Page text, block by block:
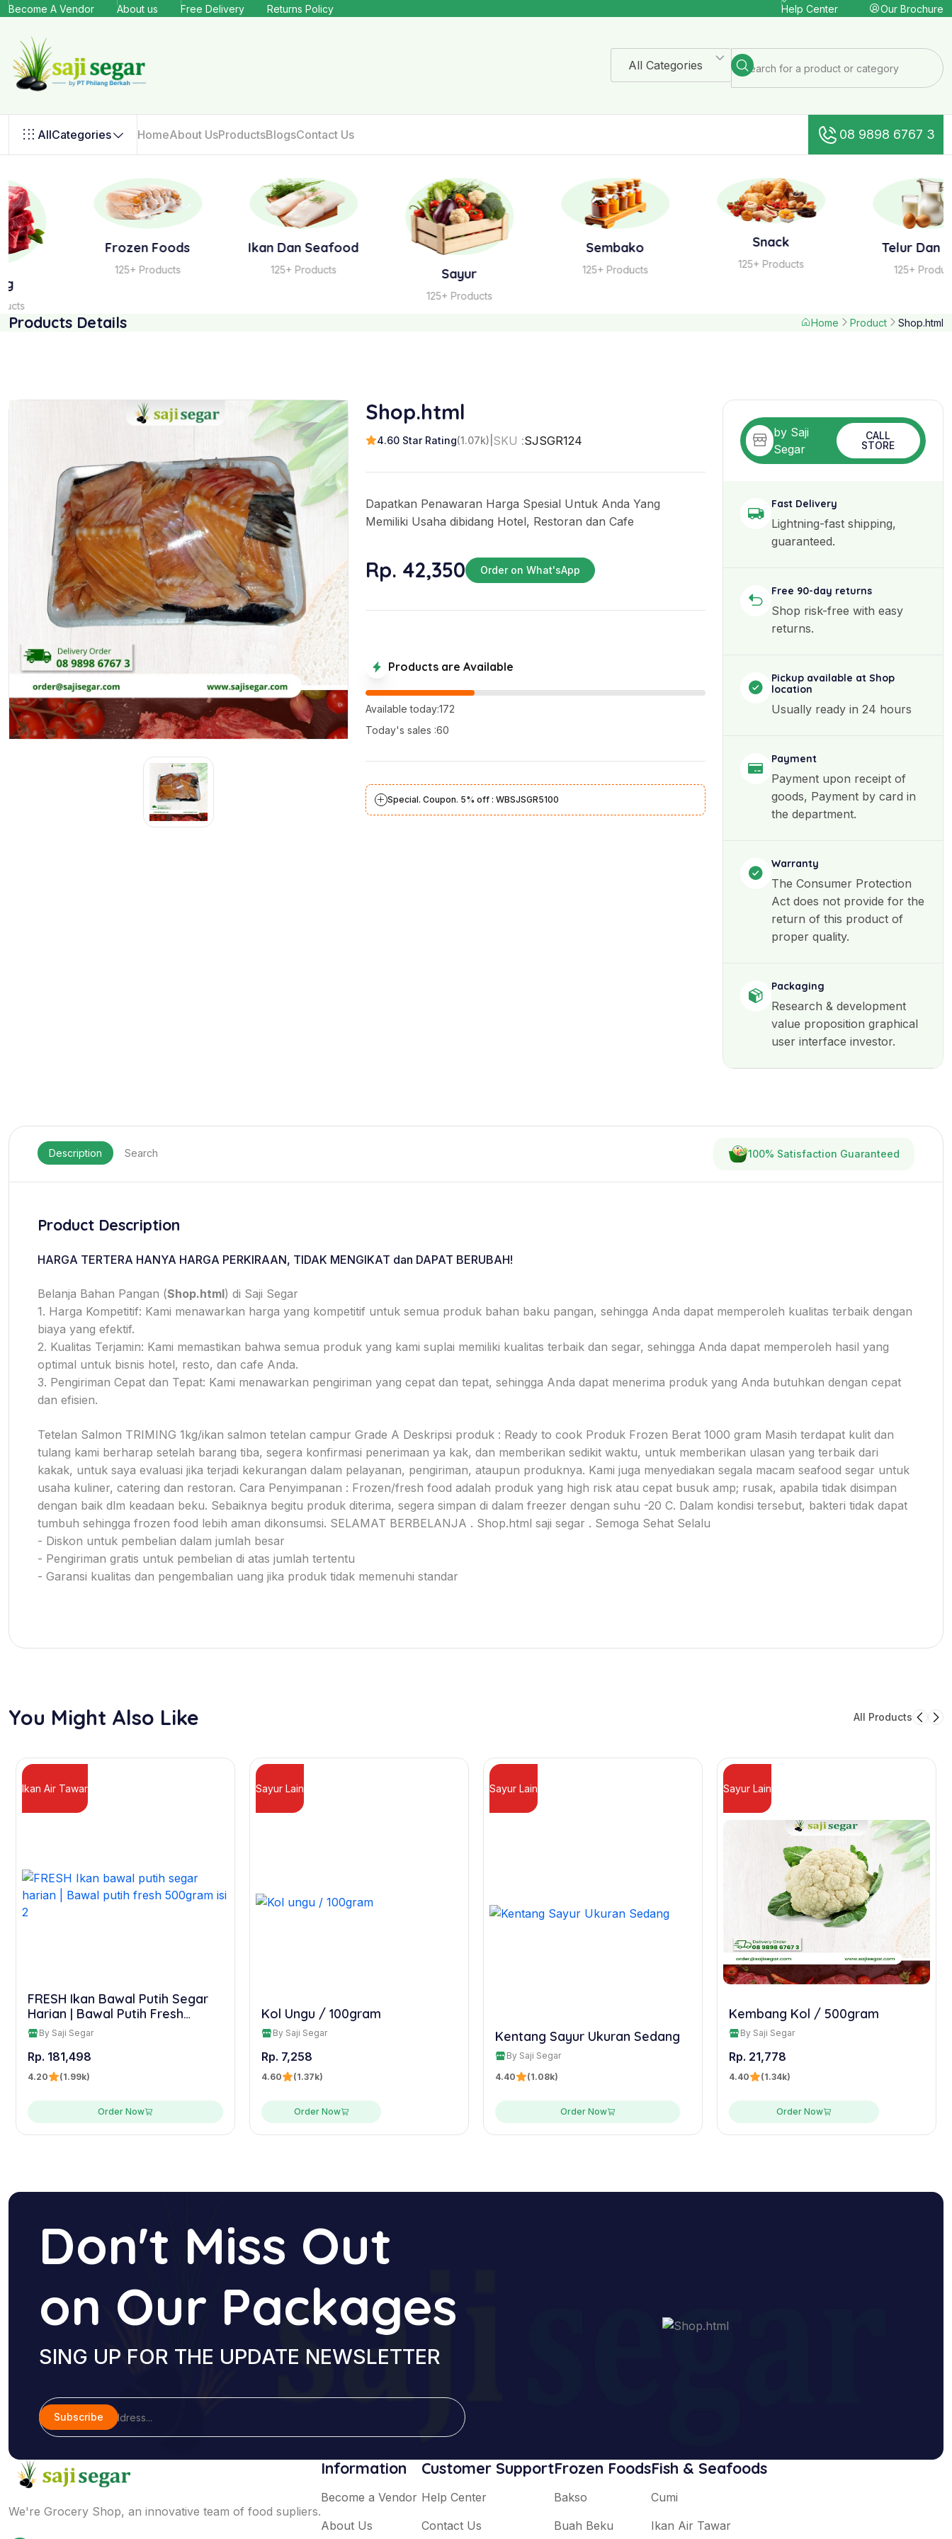
Become A Vendor About us Free Delivery Returns Policy Help Center Our Brochure
All Categories
AllCategories HomeAbout UsProductsBlogsContact Us 08 9898 6767 3
Frozen Foods
125+ Products
Ikan Dan Seafood
125+ Products
125+ Products
125+ Products 125+ Products
Telur Dan Susu
125+ Products
Products Details Home Product Shop.html
Shop.html
4.60 Star Rating(1.07k) SKU :SJSGR124
Dapatkan Penawaran Harga Spesial Untuk Anda Yang
Memiliki Usaha dibidang Hotel, Restoran dan Cafe
Rp. 42,350 Order on What'sApp
Products are Available
Available today:172
Today's sales :60
Special. Coupon. 5% off : WBSJSGR5100
by Saji
Segar
CALL
STORE
Fast Delivery
Lightning-fast shipping,
guaranteed.
Free 90-day returns
Shop risk-free with easy
returns.
Pickup available at Shop
location
Usually ready in 24 hours
Payment
Payment upon receipt of
goods, Payment by card in
the department.
Warranty
The Consumer Protection
Act does not provide for the
return of this product of
proper quality.
Packaging
Research & development
value proposition graphical
user interface investor.
Description Search 100% Satisfaction Guaranteed
Product Description
HARGA TERTERA HANYA HARGA PERKIRAAN, TIDAK MENGIKAT dan DAPAT BERUBAH!
Belanja Bahan Pangan (Shop.html) di Saji Segar
1. Harga Kompetitif: Kami menawarkan harga yang kompetitif untuk semua produk bahan baku pangan, sehingga Anda dapat memperoleh kualitas terbaik dengan
biaya yang efektif.
2. Kualitas Terjamin: Kami memastikan bahwa semua produk yang kami suplai memiliki kualitas terbaik dan segar, sehingga Anda dapat memperoleh hasil yang
optimal untuk bisnis hotel, resto, dan cafe Anda.
3. Pengiriman Cepat dan Tepat: Kami menawarkan pengiriman yang cepat dan tepat, sehingga Anda dapat menerima produk yang Anda butuhkan dengan cepat
dan efisien.
Tetelan Salmon TRIMING 1kg/ikan salmon tetelan campur Grade A Deskripsi produk : Ready to cook Produk Frozen Berat 1000 gram Masih terdapat kulit dan
tulang kami berharap setelah barang tiba, segera konfirmasi penerimaan ya kak, dan memberikan sedikit waktu, untuk memberikan ulasan yang terbaik dari
kakak, untuk saya evaluasi jika terjadi kekurangan dalam pelayanan, pengiriman, ataupun produknya. Kami juga menyediakan segala macam seafood segar untuk
usaha kuliner, catering dan restoran. Cara Penyimpanan : Frozen/fresh food adalah produk yang high risk atau cepat busuk amp; rusak, apabila tidak disimpan
dengan baik dlm keadaan beku. Sebaiknya begitu produk diterima, segera simpan di dalam freezer dengan suhu -20 C. Dalam kondisi tersebut, bakteri tidak dapat
tumbuh sehingga frozen food lebih aman dikonsumsi. SELAMAT BERBELANJA . Shop.html saji segar . Semoga Sehat Selalu
- Diskon untuk pembelian dalam jumlah besar
- Pengiriman gratis untuk pembelian di atas jumlah tertentu
- Garansi kualitas dan pengembalian uang jika produk tidak memenuhi standar
You Might Also Like All Products
Ikan Air Tawar
FRESH Ikan Bawal Putih Segar
Harian | Bawal Putih Fresh
500gram Isi 2
By Saji Segar
Rp. 181,498
4.20 (1.99k)
Order Now
Sayur Lain
Kol Ungu / 100gram
By Saji Segar
Rp. 7,258
4.60 (1.37k)
Order Now
Sayur Lain
Kentang Sayur Ukuran Sedang
By Saji Segar
4.40
(1.08k)
Order Now
Sayur Lain
Kembang Kol / 500gram
By Saji Segar
Rp. 21,778
4.40 (1.34k)
Order Now
Don't Miss Out
on Our Packages
SING UP FOR THE UPDATE NEWSLETTER
Subscribe
We're Grocery Shop, an innovative team of food supliers.
Information
Become a Vendor
About Us
Customer Support
Help Center
Contact Us
Frozen Foods
Bakso
Buah Beku
Fish & Seafoods
Cumi
Ikan Air Tawar